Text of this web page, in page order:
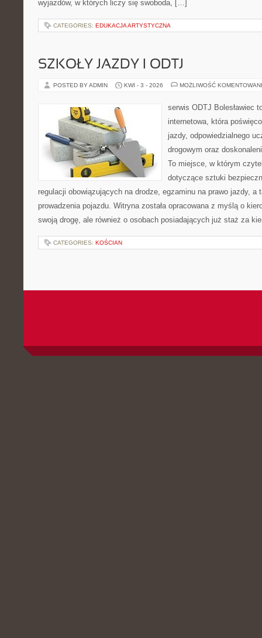
wyjazdów, w których liczy się swoboda, […]
CATEGORIES: EDUKACJA ARTYSTYCZNA
SZKOŁY JAZDY I ODTJ
POSTED BY ADMIN KWI - 3 - 2026 MOŻLIWOŚĆ
serwis ODTJ Bolesławiec
internetowa, która
jazdy, odpowiedzialnego
drogowym oraz
To miejsce, w którym
dotyczące sztuki
regulacji obowiązujących na drodze, egzaminu na prawo jazdy, a
prowadzenia pojazdu. Witryna została opracowana z myślą o
swoją drogę, ale również o osobach posiadających już staż za
CATEGORIES: KOŚCIAN